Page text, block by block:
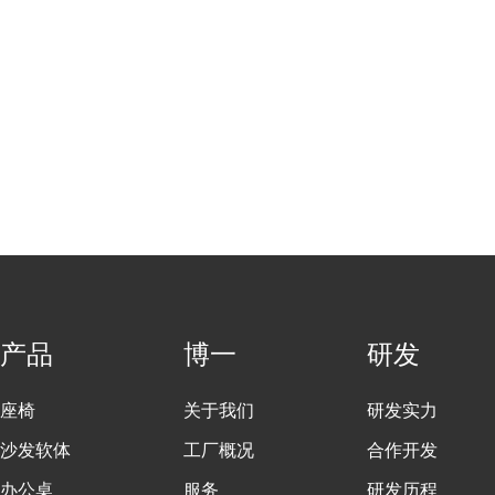
产品
座椅
沙发软体
办公桌
博一
关于我们
工厂概况
服务
研发
研发实力
合作开发
研发历程